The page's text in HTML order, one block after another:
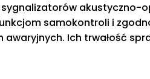
akustyczno-
samokontroli i
awaryjnych. Ich trwałość